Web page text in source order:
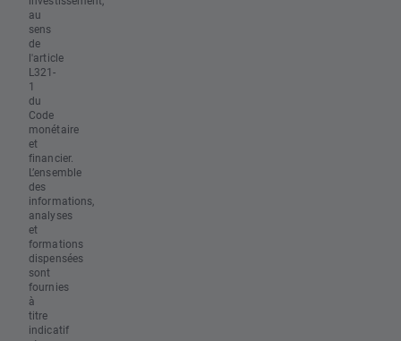
au
sens
de
l'article
L321-
1
du
Code
monétaire
et
financier.
L’ensemble
des
informations,
analyses
et
formations
dispensées
sont
fournies
à
titre
indicatif